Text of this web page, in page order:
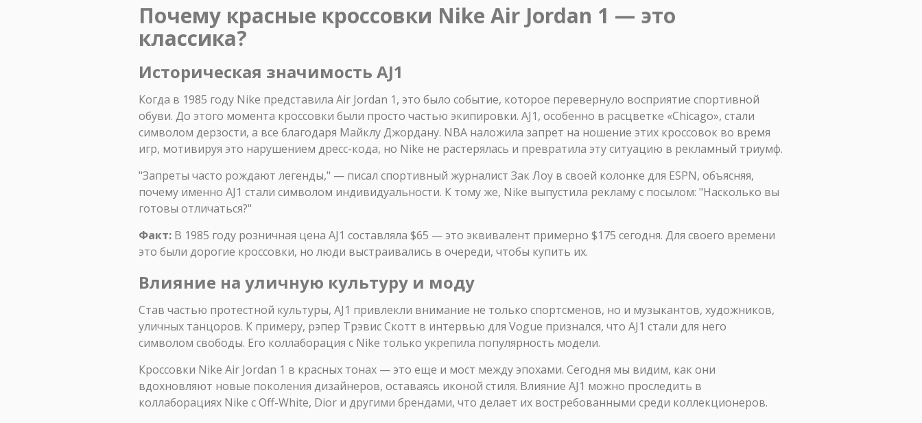
Почему красные кроссовки Nike Air Jordan 1 — это
классика?
Историческая значимость AJ1
Когда в 1985 году Nike представила Air Jordan 1, это было событие, которое перевернуло восприятие спортивной
обуви. До этого момента кроссовки были просто частью экипировки. AJ1, особенно в расцветке «Chicago», стали
символом дерзости, а все благодаря Майклу Джордану. NBA наложила запрет на ношение этих кроссовок во время
игр, мотивируя это нарушением дресс-кода, но Nike не растерялась и превратила эту ситуацию в рекламный триумф.
"Запреты часто рождают легенды," — писал спортивный журналист Зак Лоу в своей колонке для ESPN, объясняя,
почему именно AJ1 стали символом индивидуальности. К тому же, Nike выпустила рекламу с посылом: "Насколько вы
готовы отличаться?"
Факт: В 1985 году розничная цена AJ1 составляла $65 — это эквивалент примерно $175 сегодня. Для своего времени
это были дорогие кроссовки, но люди выстраивались в очереди, чтобы купить их.
Влияние на уличную культуру и моду
Став частью протестной культуры, AJ1 привлекли внимание не только спортсменов, но и музыкантов, художников,
уличных танцоров. К примеру, рэпер Трэвис Скотт в интервью для Vogue признался, что AJ1 стали для него
символом свободы. Его коллаборация с Nike только укрепила популярность модели.
Кроссовки Nike Air Jordan 1 в красных тонах — это еще и мост между эпохами. Сегодня мы видим, как они
вдохновляют новые поколения дизайнеров, оставаясь иконой стиля. Влияние AJ1 можно проследить в
коллаборациях Nike с Off-White, Dior и другими брендами, что делает их востребованными среди коллекционеров.